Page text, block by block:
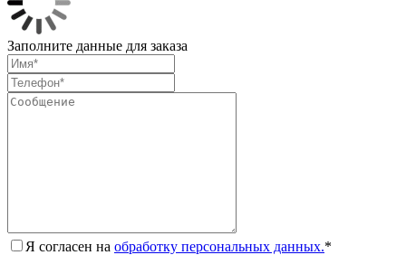
Заполните данные для заказа
Я согласен на обработку персональных данных.*